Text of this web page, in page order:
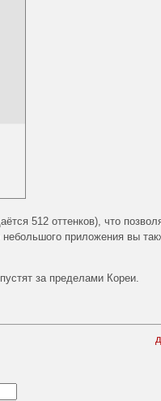
512 оттенков), что
приложения вы
за пределами Кореи.